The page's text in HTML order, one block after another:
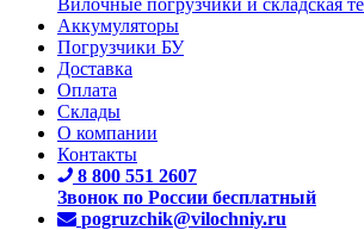
Аккумуляторы
Погрузчики БУ
Доставка
Оплата
Склады
О компании
Контакты
8 800 551 2607
Звонок по России бесплатный
pogruzchik@vilochniy.ru